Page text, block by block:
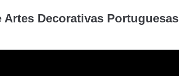
Artes Decorativas Portuguesas